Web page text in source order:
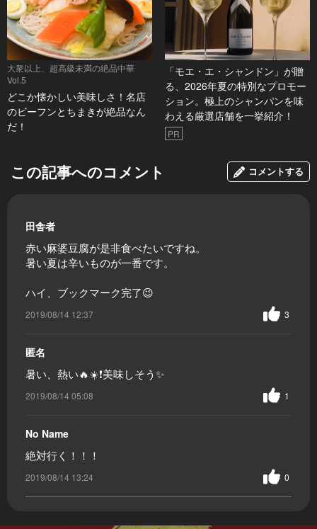
大衆以上、超高級未満の絶品中華
Vol.5
どこか懐かしい美味しさ！名店
のビーフンとちまきが絶品なん
だ！
「モエ・エ・シャンドン」が贈
る、2026年夏の特別なプロモー
ション。極上のシャンパンを味
わえる厳選店舗を一挙紹介！
PR
この記事へのコメント コメントする
田舎者
赤い麻婆豆腐が是非食べたいですね。
暑い夏は辛いものが一番です。
ハイ、ブックマーク完了😉
2019/08/14 12:37 3
匿名
暑い、熱い🔥☀️❗美味しそう✨
2019/08/14 05:08 1
No Name
絶対行く！！！
2019/08/14 13:24 0